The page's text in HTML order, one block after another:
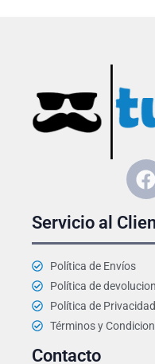
a
k
Servicio al
Política de Envíos
Política de
Política de Privacidad
Términos y
Contacto